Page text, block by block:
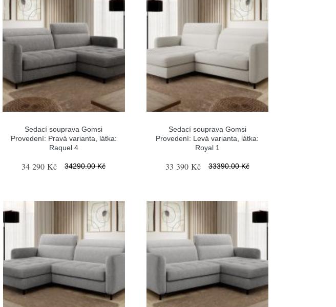
Sedací souprava Gomsi
Provedení: Pravá varianta, látka:
Raquel 4
34 290 Kč 34290.00 Kč
Sedací souprava Gomsi
Provedení: Levá varianta, látka:
Royal 1
33 390 Kč 33390.00 Kč